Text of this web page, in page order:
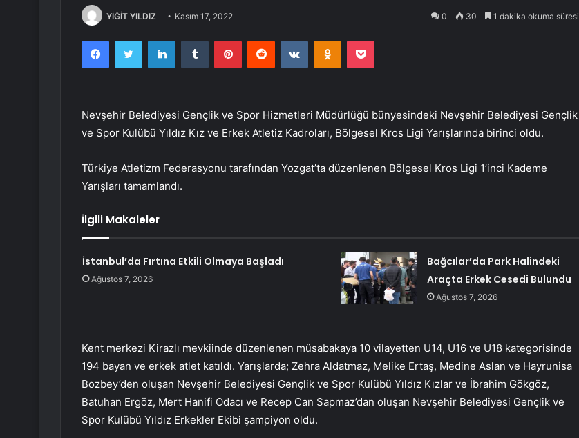
YİĞİT YILDIZ Kasım 17, 2022 0 30 1 dakika okuma süresi
FacebookTwitter LinkedInTumblr PinterestReddit VKontakteOdnoklassniki
Pocket
Nevşehir Belediyesi Gençlik ve Spor Hizmetleri Müdürlüğü bünyesindeki Nevşehir Belediyesi Gençlik
ve Spor Kulübü Yıldız Kız ve Erkek Atletiz Kadroları, Bölgesel Kros Ligi Yarışlarında birinci oldu.
Türkiye Atletizm Federasyonu tarafından Yozgat’ta düzenlenen Bölgesel Kros Ligi 1’inci Kademe
Yarışları tamamlandı.
İlgili Makaleler
İstanbul’da Fırtına Etkili Olmaya Başladı
Ağustos 7, 2026
Bağcılar’da Park Halindeki
Araçta Erkek Cesedi Bulundu
Ağustos 7, 2026
Kent merkezi Kirazlı mevkiinde düzenlenen müsabakaya 10 vilayetten U14, U16 ve U18 kategorisinde
194 bayan ve erkek atlet katıldı. Yarışlarda; Zehra Aldatmaz, Melike Ertaş, Medine Aslan ve Hayrunisa
Bozbey’den oluşan Nevşehir Belediyesi Gençlik ve Spor Kulübü Yıldız Kızlar ve İbrahim Gökgöz,
Batuhan Ergöz, Mert Hanifi Odacı ve Recep Can Sapmaz’dan oluşan Nevşehir Belediyesi Gençlik ve
Spor Kulübü Yıldız Erkekler Ekibi şampiyon oldu.